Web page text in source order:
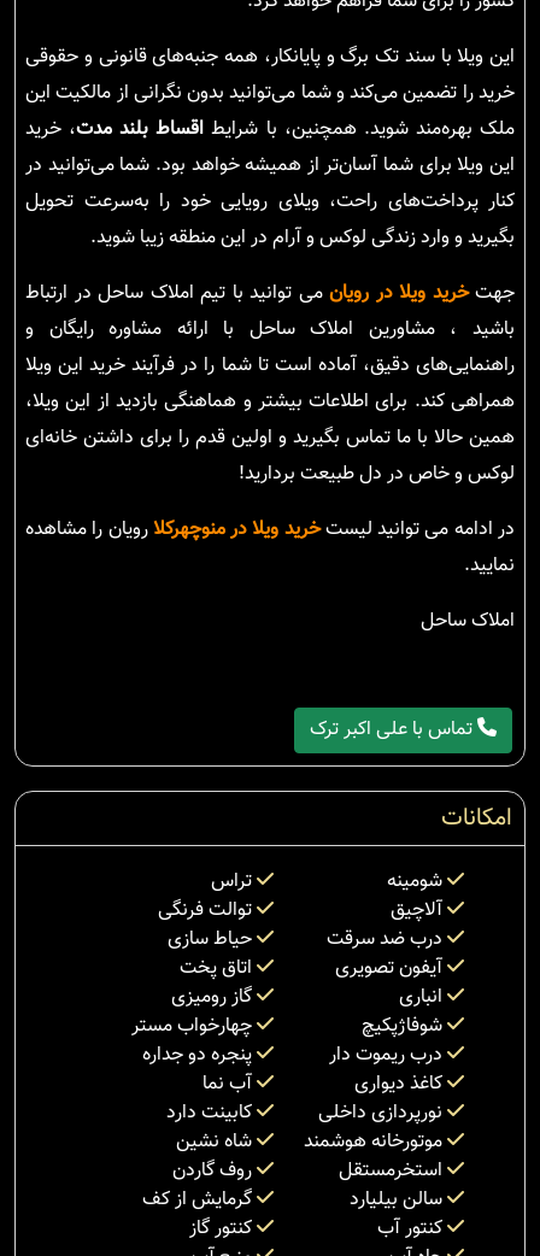
این ویلا با سند تک برگ و پایانکار، همه جنبه‌های قانونی و حقوقی
خرید را تضمین می‌کند و شما می‌توانید بدون نگرانی از مالکیت این
ملک بهره‌مند شوید. همچنین، با شرایط اقساط بلند مدت، خرید
این ویلا برای شما آسان‌تر از همیشه خواهد بود. شما می‌توانید در
کنار پرداخت‌های راحت، ویلای رویایی خود را به‌سرعت تحویل
بگیرید و وارد زندگی لوکس و آرام در این منطقه زیبا شوید.
جهتخرید ویلا در رویان می توانید با تیم املاک ساحل در ارتباط
باشید ، مشاورین املاک ساحل با ارائه مشاوره رایگان و
راهنمایی‌های دقیق، آماده است تا شما را در فرآیند خرید این ویلا
همراهی کند. برای اطلاعات بیشتر و هماهنگی بازدید از این ویلا،
همین حالا با ما تماس بگیرید و اولین قدم را برای داشتن خانه‌ای
لوکس و خاص در دل طبیعت بردارید!
در ادامه می توانید لیستخرید ویلا در منوچهرکلارویان را مشاهده
نمایید.
املاک ساحل
تماس با علی اکبر ترک
امکانات
شومینه
تراس
آلاچیق
توالت فرنگی
درب ضد سرقت
حیاط سازی
آیفون تصویری
اتاق پخت
انباری
گاز رومیزی
شوفاژپکیچ
چهارخواب مستر
درب ریموت دار
پنجره دو جداره
کاغذ دیواری
آب نما
نورپردازی داخلی
کابینت دارد
موتورخانه هوشمند
شاه نشین
استخرمستقل
روف گاردن
سالن بیلیارد
گرمایش از کف
کنتور آب
کنتور گاز